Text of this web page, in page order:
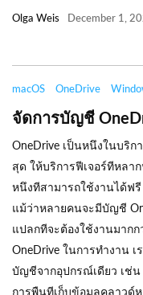
Olga Weis December 1,
macOS OneDrive
จัดการบัญชี
OneDrive เป็นหนึงในบริ
สุด ให้บริการฟีเจอร์ทีหล
หนึงทีสามารถใช้งานได้ฟ
แม้ว่าหลายคนจะมีบัญชี
แปลกทีจะต้องใช้งานมาก
OneDrive ในการทำงาน
บัญชีจากอุปกรณ์เดียว เช่น
การพืนทีเก็บข้อมูลคลาวด์